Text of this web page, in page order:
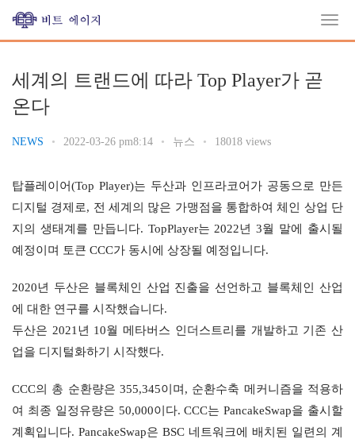
세계의 트랜드에 따라 Top Player가 곧
온다
NEWS • 2022-03-26 pm8:14 • 뉴스 • 18018 views
탑플레이어(Top Player)는 두산과 인프라코어가 공동으로 만든
디지털 경제로, 전 세계의 많은 가맹점을 통합하여 체인 상업 단
지의 생태계를 만듭니다. TopPlayer는 2022년 3월 말에 출시될
예정이며 토큰 CCC가 동시에 상장될 예정입니다.
2020년 두산은 블록체인 산업 진출을 선언하고 블록체인 산업
에 대한 연구를 시작했습니다.
두산은 2021년 10월 메타버스 인더스트리를 개발하고 기존 산
업을 디지털화하기 시작했다.
CCC의 총 순환량은 355,345이며, ​​순환수축 메커니즘을 적용하
여 최종 일정유량은 50,000이다. CCC는 PancakeSwap을 출시할
계획입니다. PancakeSwap은 BSC 네트워크에 배치된 일련의 계